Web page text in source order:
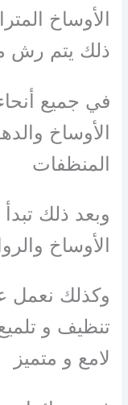
الأوساخ
ذلك يتم رش
في جميع
الأوساخ
المنظفات
وبعد ذلك
الأوساخ
وكذلك نعمل
تنظيف و
لامع و متميز